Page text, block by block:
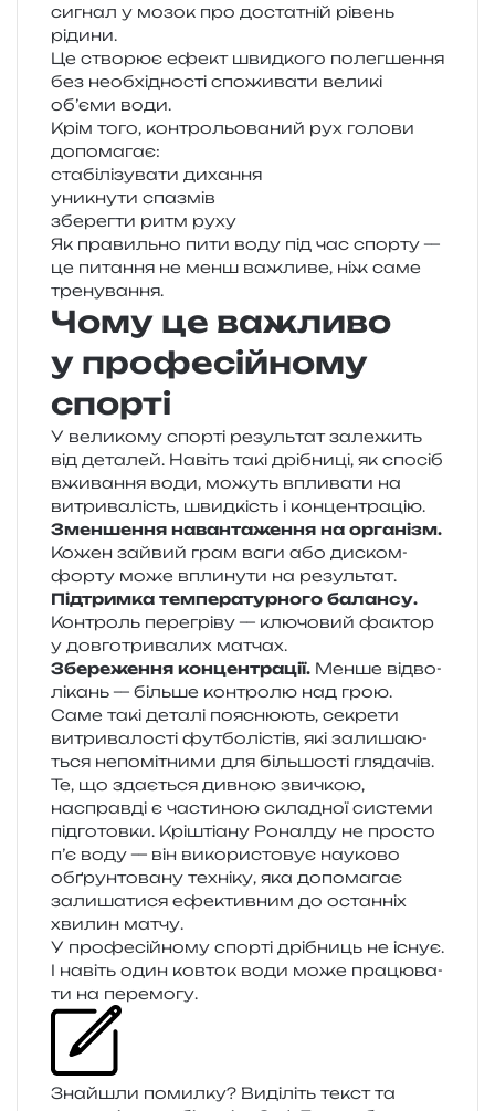
сигнал у мозок про доста­тній рівень
рідини.
Це ство­рює ефект швид­ко­го полег­ше­н­ня
без необ­хі­дно­сті спо­жи­ва­ти вели­кі
об’єми води.
Крім того, кон­тро­льо­ва­ний рух голо­ви
допомагає:
ста­бі­лі­зу­ва­ти дихання
уни­кну­ти спазмів
збе­рег­ти ритм руху
Як пра­виль­но пити воду під час спор­ту —
це пита­н­ня не менш важли­ве, ніж саме
тренування.
Чому це важливо
у професійному
спорті
У вели­ко­му спор­ті резуль­тат зале­жить
від дета­лей. Навіть такі дрі­бни­ці, як спо­сіб
вжи­ва­н­ня води, можуть впли­ва­ти на
витри­ва­лість, швид­кість і концентрацію.
Зменшення наван­та­же­н­ня на орга­нізм.
Кожен зай­вий грам ваги або дис­ком­
фор­ту може впли­ну­ти на результат.
Підтримка тем­пе­ра­тур­но­го балан­су.
Контроль пере­грі­ву — клю­чо­вий фактор
у дов­го­три­ва­лих матчах.
Збереження кон­цен­тра­ції. Менше від­во­
лі­кань — біль­ше кон­тро­лю над грою.
Саме такі дета­лі поясню­ють, секре­ти
витри­ва­ло­сті фут­бо­лі­стів, які зали­ша­ю­
ться непо­мі­тни­ми для біль­шо­сті глядачів.
Те, що зда­є­ться див­ною зви­чкою,
насправ­ді є части­ною скла­дної систе­ми
під­го­тов­ки. Кріштіану Роналду не про­сто
п’є воду — він вико­ри­сто­вує нау­ко­во
обґрун­то­ва­ну техні­ку, яка допо­ма­гає
зали­ша­ти­ся ефе­ктив­ним до остан­ніх
хви­лин матчу.
У про­фе­сій­но­му спор­ті дрі­бниць не існує.
І навіть один ков­ток води може пра­цю­ва­
ти на перемогу.
Знайшли помил­ку? Виділіть текст та